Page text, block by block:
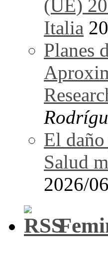
(UE)
Italia
Planes
El
Salud
2026/